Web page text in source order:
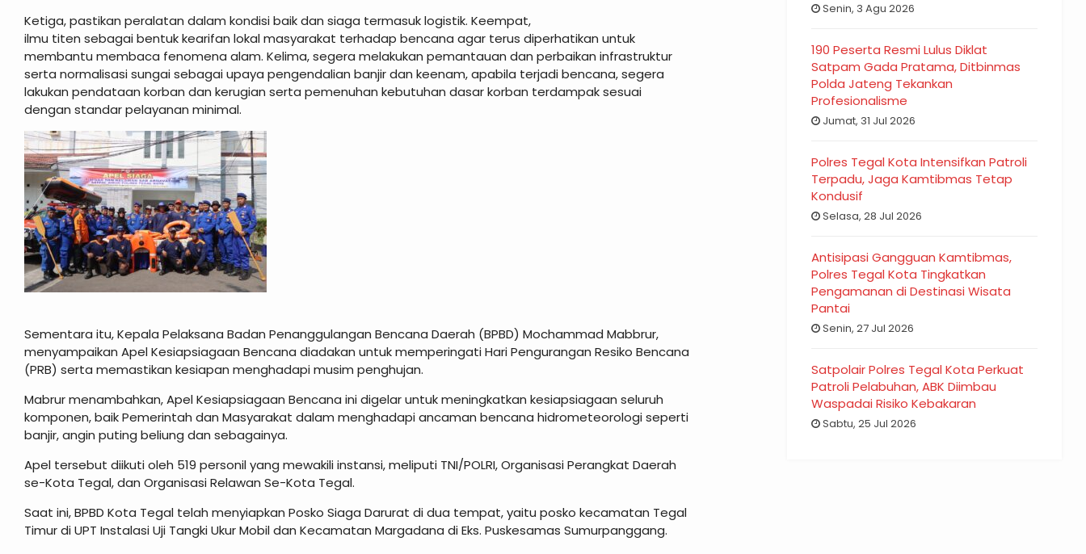
Ketiga, pastikan peralatan dalam kondisi baik dan siaga termasuk logistik. Keempat,
ilmu titen sebagai bentuk kearifan lokal masyarakat terhadap bencana agar terus diperhatikan untuk
membantu membaca fenomena alam. Kelima, segera melakukan pemantauan dan perbaikan infrastruktur
serta normalisasi sungai sebagai upaya pengendalian banjir dan keenam, apabila terjadi bencana, segera
lakukan pendataan korban dan kerugian serta pemenuhan kebutuhan dasar korban terdampak sesuai
dengan standar pelayanan minimal.
Sementara itu, Kepala Pelaksana Badan Penanggulangan Bencana Daerah (BPBD) Mochammad Mabbrur,
menyampaikan Apel Kesiapsiagaan Bencana diadakan untuk memperingati Hari Pengurangan Resiko Bencana
(PRB) serta memastikan kesiapan menghadapi musim penghujan.
Mabrur menambahkan, Apel Kesiapsiagaan Bencana ini digelar untuk meningkatkan kesiapsiagaan seluruh
komponen, baik Pemerintah dan Masyarakat dalam menghadapi ancaman bencana hidrometeorologi seperti
banjir, angin puting beliung dan sebagainya.
Apel tersebut diikuti oleh 519 personil yang mewakili instansi, meliputi TNI/POLRI, Organisasi Perangkat Daerah
se-Kota Tegal, dan Organisasi Relawan Se-Kota Tegal.
Saat ini, BPBD Kota Tegal telah menyiapkan Posko Siaga Darurat di dua tempat, yaitu posko kecamatan Tegal
Timur di UPT Instalasi Uji Tangki Ukur Mobil dan Kecamatan Margadana di Eks. Puskesamas Sumurpanggang.
Senin, 3 Agu 2026
190 Peserta Resmi Lulus Diklat
Satpam Gada Pratama, Ditbinmas
Polda Jateng Tekankan
Profesionalisme
Jumat, 31 Jul 2026
Polres Tegal Kota Intensifkan Patroli
Terpadu, Jaga Kamtibmas Tetap
Kondusif
Selasa, 28 Jul 2026
Antisipasi Gangguan Kamtibmas,
Polres Tegal Kota Tingkatkan
Pengamanan di Destinasi Wisata
Pantai
Senin, 27 Jul 2026
Satpolair Polres Tegal Kota Perkuat
Patroli Pelabuhan, ABK Diimbau
Waspadai Risiko Kebakaran
Sabtu, 25 Jul 2026